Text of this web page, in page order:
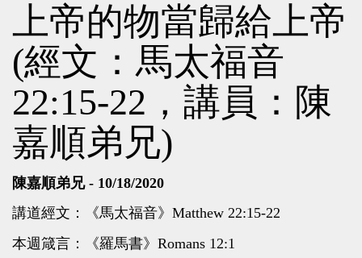
上帝的物當歸給上帝
(經文：馬太福音
22:15-22，講員：陳
嘉順弟兄)
陳嘉順弟兄 - 10/18/2020
講道經文：《馬太福音》Matthew 22:15-22
本週箴言：《羅馬書》Romans 12:1